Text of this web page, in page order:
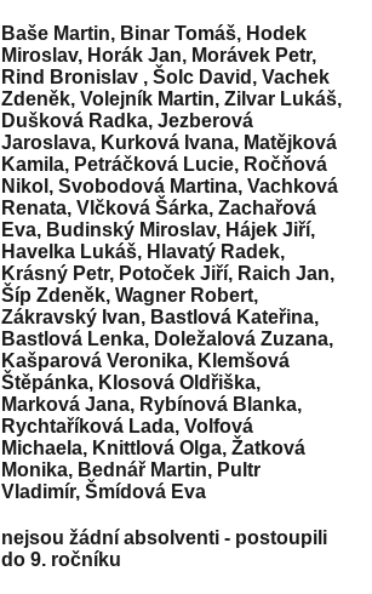
Baše Martin, Binar Tomáš, Hodek
Miroslav, Horák Jan, Morávek Petr,
Rind Bronislav , Šolc David, Vachek
Zdeněk, Volejník Martin, Zilvar Lukáš,
Dušková Radka, Jezberová
Jaroslava, Kurková Ivana, Matějková
Kamila, Petráčková Lucie, Ročňová
Nikol, Svobodová Martina, Vachková
Renata, Vlčková Šárka, Zachařová
Eva, Budinský Miroslav, Hájek Jiří,
Havelka Lukáš, Hlavatý Radek,
Krásný Petr, Potoček Jiří, Raich Jan,
Šíp Zdeněk, Wagner Robert,
Zákravský Ivan, Bastlová Kateřina,
Bastlová Lenka, Doležalová Zuzana,
Kašparová Veronika, Klemšová
Štěpánka, Klosová Oldřiška,
Marková Jana, Rybínová Blanka,
Rychtaříková Lada, Volfová
Michaela, Knittlová Olga, Žatková
Monika, Bednář Martin, Pultr
Vladimír, Šmídová Eva
nejsou žádní absolventi - postoupili
do 9. ročníku